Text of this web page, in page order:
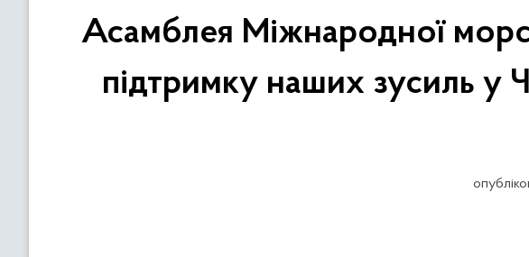
Асамблея Міжнародної
підтримку наших зусиль у